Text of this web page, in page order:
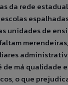
da rede
unidades de
de má qualidade
o que